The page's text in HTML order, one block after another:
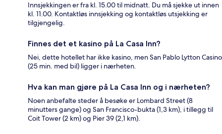
Innsjekkingen er fra kl. 15.00 til midnatt. Du må sjekke ut innen
kl. 11.00. Kontaktløs innsjekking og kontaktløs utsjekking er
tilgjengelig.
Finnes det et kasino på La Casa Inn?
Nei, dette hotellet har ikke kasino, men San Pablo Lytton Casino
(25 min. med bil) ligger i nærheten.
Hva kan man gjøre på La Casa Inn og i nærheten?
Noen anbefalte steder å besøke er Lombard Street (8
minutters gange) og San Francisco-bukta (1,3 km), i tillegg til
Coit Tower (2 km) og Pier 39 (2,1 km).